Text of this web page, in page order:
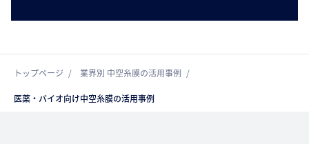
トップページ 業界別 中空糸膜の活用事例
医薬・バイオ向け中空糸膜の活用事例